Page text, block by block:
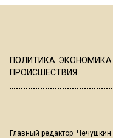
ПОЛИТИКА ЭКОНОМИКА
ПРОИСШЕСТВИЯ
Главный редактор: